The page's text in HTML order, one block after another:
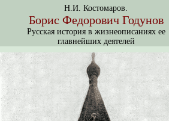
Н.И. Костомаров.
Борис Федорович Годунов
Русская история в жизнеописаниях ее
главнейших деятелей